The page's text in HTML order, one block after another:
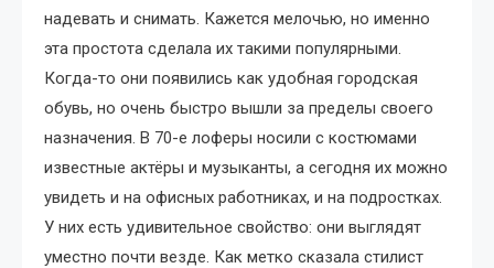
надевать и снимать. Кажется мелочью, но именно
эта простота сделала их такими популярными.
Когда-то они появились как удобная городская
обувь, но очень быстро вышли за пределы своего
назначения. В 70-е лоферы носили с костюмами
известные актёры и музыканты, а сегодня их можно
увидеть и на офисных работниках, и на подростках.
У них есть удивительное свойство: они выглядят
уместно почти везде. Как метко сказала стилист